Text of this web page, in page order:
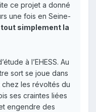
ce projet a donné
une fois en Seine-
simplement la
à l’EHESS. Au
sort se joue dans
chez les révoltés du
ses craintes liées
engendre des